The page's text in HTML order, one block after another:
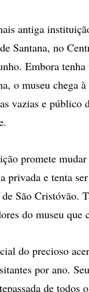
antiga
Santana, no
Embora
o museu chega
vazias e público
promete
privada e tenta
São Cristóvão.
do museu que
do precioso
por ano.
de todos